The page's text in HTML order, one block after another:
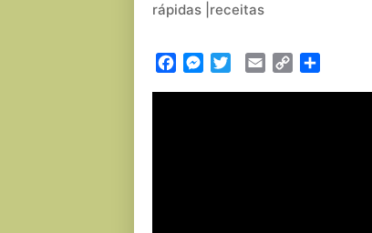
rápidas |receitas
FacebookMessenger
TwitterEmail Copy